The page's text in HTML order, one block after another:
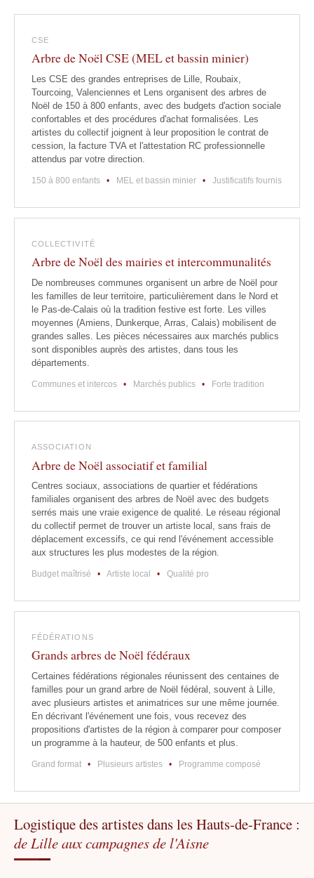
CSE
Arbre de Noël CSE (MEL et bassin minier)
Les CSE des grandes entreprises de Lille, Roubaix,
Tourcoing, Valenciennes et Lens organisent des arbres de
Noël de 150 à 800 enfants, avec des budgets d'action sociale
confortables et des procédures d'achat formalisées. Les
artistes du collectif joignent à leur proposition le contrat de
cession, la facture TVA et l'attestation RC professionnelle
attendus par votre direction.
150 à 800 enfants • MEL et bassin minier • Justificatifs fournis
COLLECTIVITÉ
Arbre de Noël des mairies et intercommunalités
De nombreuses communes organisent un arbre de Noël pour
les familles de leur territoire, particulièrement dans le Nord et
le Pas-de-Calais où la tradition festive est forte. Les villes
moyennes (Amiens, Dunkerque, Arras, Calais) mobilisent de
grandes salles. Les pièces nécessaires aux marchés publics
sont disponibles auprès des artistes, dans tous les
départements.
Communes et intercos • Marchés publics • Forte tradition
ASSOCIATION
Arbre de Noël associatif et familial
Centres sociaux, associations de quartier et fédérations
familiales organisent des arbres de Noël avec des budgets
serrés mais une vraie exigence de qualité. Le réseau régional
du collectif permet de trouver un artiste local, sans frais de
déplacement excessifs, ce qui rend l'événement accessible
aux structures les plus modestes de la région.
Budget maîtrisé • Artiste local • Qualité pro
FÉDÉRATIONS
Grands arbres de Noël fédéraux
Certaines fédérations régionales réunissent des centaines de
familles pour un grand arbre de Noël fédéral, souvent à Lille,
avec plusieurs artistes et animatrices sur une même journée.
En décrivant l'événement une fois, vous recevez des
propositions d'artistes de la région à comparer pour composer
un programme à la hauteur, de 500 enfants et plus.
Grand format • Plusieurs artistes • Programme composé
Logistique des artistes dans les Hauts-de-France :
de Lille aux campagnes de l'Aisne